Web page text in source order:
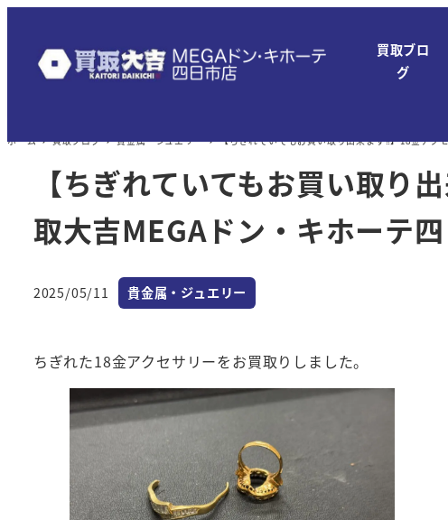
テ
買取ブロ
グ
ホーム 買取ブログ 貴金属・ジュエリー 【ちぎれていてもお買い取り出来ます‼】18金アク
【ちぎれていてもお買い取り
取大吉MEGAドン・キホーテ
投稿日
2025/05/11 カテゴリー
貴金属・ジュエリー
ちぎれた18金アクセサリーをお買取りしました。